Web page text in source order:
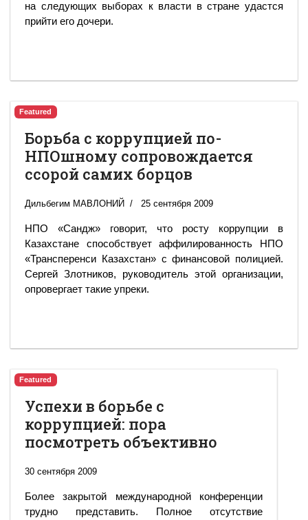
на следующих выборах к власти в стране удастся
прийти его дочери.
Featured
Борьба с коррупцией по-
НПОшному сопровождается
ссорой самих борцов
Дильбегим МАВЛОНИЙ 25 сентября 2009
НПО «Сандж» говорит, что росту коррупции в
Казахстане способствует аффилированность НПО
«Трансперенси Казахстан» с финансовой полицией.
Сергей Злотников, руководитель этой организации,
опровергает такие упреки.
Featured
Успехи в борьбе с
коррупцией: пора
посмотреть объективно
30 сентября 2009
Более закрытой международной конференции
трудно представить. Полное отсутствие